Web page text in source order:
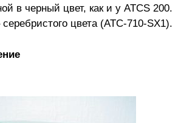
в черный цвет, как и у ATCS 200.
цвета (ATC-710-SX1).